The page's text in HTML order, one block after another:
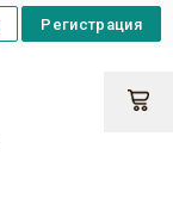
Регистрация